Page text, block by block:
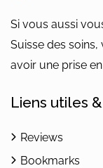
Si vous aussi
Suisse des
avoir une prise
Liens utiles
Reviews
Bookmarks